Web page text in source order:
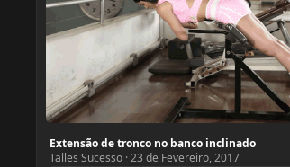
Extensão de tronco no banco inclinado
Talles Sucesso ·23 de Fevereiro, 2017